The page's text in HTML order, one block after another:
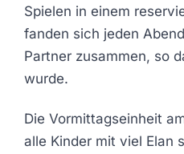
Spielen in einem
fanden sich jeden
Partner zusammen, so
wurde.
Die Vormittagseinheit
alle Kinder mit viel Elan